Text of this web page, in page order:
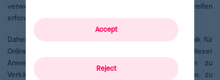
verwenden, die tatsächlich menschliches Eingreifen
erfordert.
Daher ist heute dasbig datadie vorherrschende Technik für
Online-Shops, wenn es um Datenanalyse geht. Dank dieser
Anwendung ist es möglich, riesige Datenmengen zu
Verkäufen, Preisen, Benutzern, Trends, Verfahren usw. zu
Reject
Accept